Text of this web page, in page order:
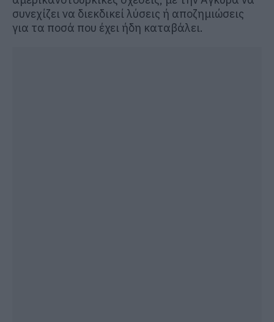
συνεχίζει να διεκδικεί λύσεις ή αποζημιώσεις
για τα ποσά που έχει ήδη καταβάλει.